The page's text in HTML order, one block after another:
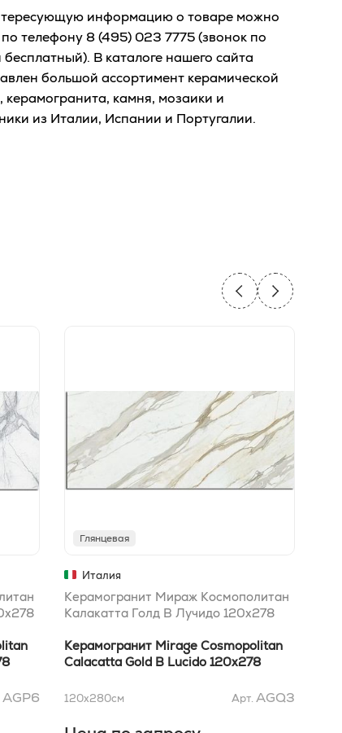
информацию о товаре можно
по телефону 8 (495) 023 7775(звонок по
бесплатный). В каталоге нашего сайта
большой ассортимент керамической
керамогранита, камня, мозаики и
из Италии, Испании и Португалии.
AGP6
Глянцевая
Италия
Керамогранит Мираж Космополитан
Калакатта Голд B Лучидо 120x278
Керамогранит Mirage Cosmopolitan
Calacatta Gold B Lucido 120x278
120x280см Арт. AGQ3